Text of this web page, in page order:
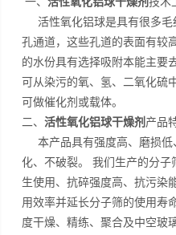
活性氧化铝球是具有很多毛
孔通道，这些孔道的表面有较
的水份具有选择吸附本能主要
可从染污的氧、氢、二氧化硫
可做催化剂或载体。
二、活性氧化铝球干燥剂 产品
本产品具有强度高、磨损低
化、不破裂。 我们生产的分
生使用、抗碎强度高、抗污染
用效率并延长分子筛的使用寿
度干燥、精练、聚合及中空玻